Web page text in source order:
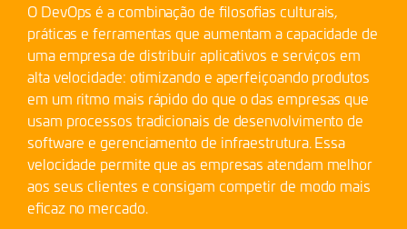
O DevOps é a combinação de filosofias culturais,
práticas e ferramentas que aumentam a capacidade de
uma empresa de distribuir aplicativos e serviços em
alta velocidade: otimizando e aperfeiçoando produtos
em um ritmo mais rápido do que o das empresas que
usam processos tradicionais de desenvolvimento de
software e gerenciamento de infraestrutura. Essa
velocidade permite que as empresas atendam melhor
aos seus clientes e consigam competir de modo mais
eficaz no mercado.